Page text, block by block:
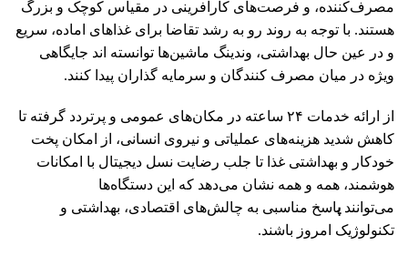
مصرف‌کننده، و فرصت‌های کارافرینی در مقیاس کوچک و بزرگ
هستند. با توجه به روند رو به رشد تقاضا برای غذاهای اماده، سریع
و در عین حال بهداشتی، وندینگ ماشین‌ها توانسته ‌اند جایگاهی
ویژه در میان مصرف ‌کنندگان و سرمایه ‌گذاران پیدا کنند.
از ارائه خدمات ۲۴ ساعته در مکان‌های عمومی و پرتردد گرفته تا
کاهش شدید هزینه‌های عملیاتی و نیروی انسانی، از امکان پخت
خودکار و بهداشتی غذا تا جلب رضایت نسل دیجیتال با امکانات
هوشمند، همه و همه نشان می‌دهد که این دستگاه‌ها
می‌توانند پاسخ مناسبی به چالش‌های اقتصادی، بهداشتی و
تکنولوژیک امروز باشند.